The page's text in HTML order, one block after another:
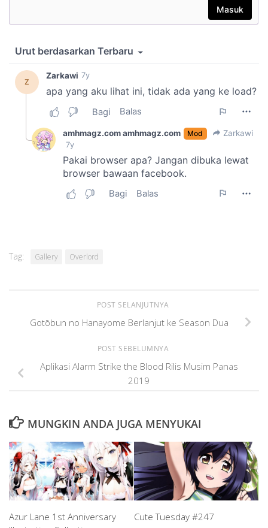
Tag: Gallery Overlord
POST SELANJUTNYA
Gotōbun no Hanayome Berlanjut ke Season Dua
POST SEBELUMNYA
Aplikasi Alarm Strike the Blood Rilis Musim Panas
2019
MUNGKIN ANDA JUGA MENYUKAI
Azur Lane 1st Anniversary
Cute Tuesday #247